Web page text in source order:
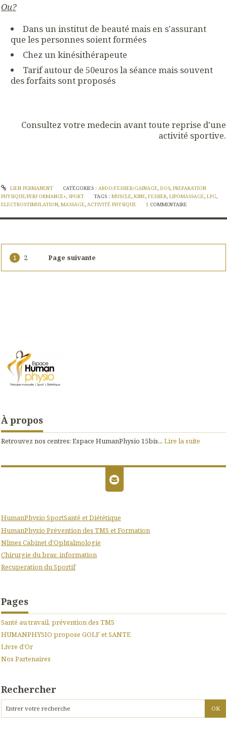
À propos
Retrouvez nos centres: Espace HumanPhysio 15bis... Lire la suite
HumanPhysio SportSanté et Diététique
HumanPhysio Prévention des TMS et Formation
Nîmes Cabinet d'Ophtalmologie
Chirurgie du bras: information
Recuperation du Sportif
Pages
Santé au travail, prévention des TMS
HUMANPHYSIO propose GOLF et SANTE
Livre d'Or
Nos Partenaires
Rechercher
Ou?
Dans un institut de beauté mais en s'assurant
que les personnes soient formées
Chez un kinésithérapeute
Tarif autour de 50euros la séance mais souvent
des forfaits sont proposés
Consultez votre medecin avant toute reprise d'une
activité sportive.
LIEN PERMANENT CATÉGORIES : ABDO/FESSIER/GAINAGE, DOS, PREPARATION
PHYSIQUE/PERFORMANCE+, SPORT TAGS :MUSCLE,KINE,FESSIER,LIPOMASSAGE,LPG,
ELECTROSTIMULATION, MASSAGE, ACTIVITÉ PHYSIQUE 1 COMMENTAIRE
1 2 Page suivante